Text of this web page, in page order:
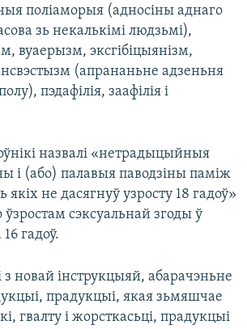
поліаморыя (адносіны аднаго
зь некалькімі людзьмі),
вуаерызм, эксгібіцыянізм,
(апрананьне адзеньня
пэдафілія, заафілія і
назвалі «нетрадыцыйныя
і (або) палавыя паводзіны паміж
якіх не дасягнуў узросту 18 гадоў»
сэксуальнай згоды ў
гадоў.
з новай інструкцыяй, абарачэньне
прадукцыі, якая зьмяшчае
гвалту і жорсткасьці, прадукцыі